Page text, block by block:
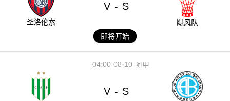
圣洛伦索
V - S
飓风队
即将开始
08-10
04:00 阿甲
V - S